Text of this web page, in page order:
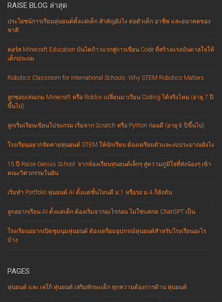
RAISE BLOG ล่าสุด
ประโยชน์การเรียนหุ่นยนต์ตั้งแต่เด็ก สำคัญยังไง ต่อตัวเด็ก อาชีพ และอนาคตของ
ชาติ
คอร์ส Minecraft Education บันไดก้าวแรกสู่การเขียน Code ที่สร้างแรงบันดาลใจให้
เด็กประถม
Robotics Classroom for International Schools: Why STEM Robotics Matters
ลูกชอบเล่นเกม Minecraft หรือ Roblox เปลี่ยนมาเรียน Coding ได้จริงไหม (อายุ 7 ปี
ขึ้นไป)
ลูกเริ่มเรียนเขียนโปรแกรม เริ่มจาก Scratch หรือ Python ก่อนดี (อายุ 8 ปีขึ้นไป)
โรงเรียนอยากจัดค่ายหุ่นยนต์ STEM ให้นักเรียน ต้องเตรียมตัวและงบประมาณยังไง
15 ปี Raise Genius School: จากห้องเรียนหุ่นยนต์เล็กๆ สู่ความภูมิใจที่ส่งน้องๆ เข้า
คณะวิศวกรรมในฝัน
เริ่มทำ Portfolio หุ่นยนต์ AI ตั้งแต่ชั้นไหนดี ม.1 หรือรอ ม.4 ก็ยังทัน
ลูกอยากเรียน AI ตั้งแต่เด็ก ต้องเริ่มจากอะไรก่อน ไม่ใช่แค่กด ChatGPT เป็น
โรงเรียนอยากเปิดชุมนุมหุ่นยนต์ ต้องเตรียมอุปกรณ์หุ่นยนต์สำหรับโรงเรียนอะไร
บ้าง
PAGES
หุ่นยนต์ และ เลโก้ หุ่นยนต์ เสริมทักษะเด็ก ทุกความต้องการด้าน หุ่นยนต์